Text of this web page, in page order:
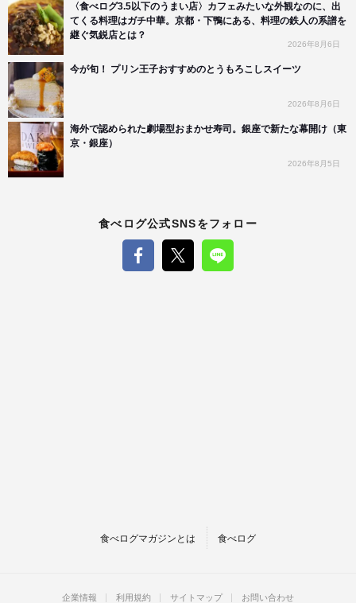
〈食べログ3.5以下のうまい店〉カフェみたいな外観なのに、出
てくる料理はガチ中華。京都・下鴨にある、料理の鉄人の系譜を
継ぐ気鋭店とは？
2026年8月6日
今が旬！ プリン王子おすすめのとうもろこしスイーツ
2026年8月6日
海外で認められた劇場型おまかせ寿司。銀座で新たな幕開け（東
京・銀座）
2026年8月5日
食べログ公式SNSをフォロー
食べログマガジンとは 食べログ
企業情報 利用規約 サイトマップ お問い合わせ